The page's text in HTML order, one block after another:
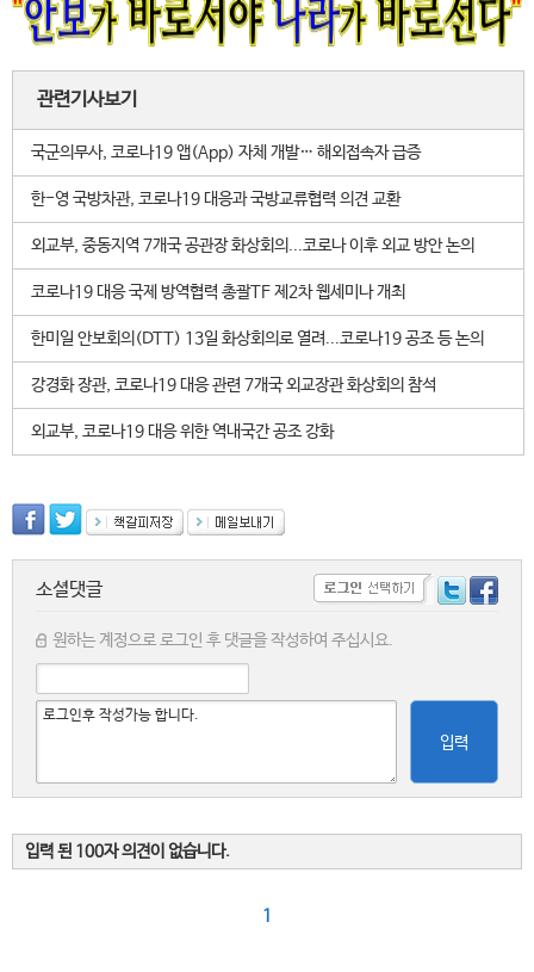
관련기사보기
국군의무사, 코로나19 앱(App) 자체 개발… 해외접속자 급증
한-영 국방차관, 코로나19 대응과 국방교류협력 의견 교환
외교부, 중동지역 7개국 공관장 화상회의...코로나 이후 외교 방안 논의
코로나19 대응 국제 방역협력 총괄TF 제2차 웹세미나 개최
한미일 안보회의(DTT) 13일 화상회의로 열려...코로나19 공조 등 논의
강경화 장관, 코로나19 대응 관련 7개국 외교장관 화상회의 참석
외교부, 코로나19 대응 위한 역내국간 공조 강화
소셜댓글
원하는 계정으로 로그인 후 댓글을 작성하여 주십시요.
입력
입력 된 100자 의견이 없습니다.
1